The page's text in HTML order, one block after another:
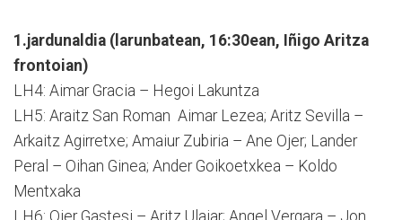
1.jardunaldia (larunbatean, 16:30ean, Iñigo Aritza
frontoian)
LH4: Aimar Gracia – Hegoi Lakuntza
LH5: Araitz San Roman Aimar Lezea; Aritz Sevilla –
Arkaitz Agirretxe; Amaiur Zubiria – Ane Ojer; Lander
Peral – Oihan Ginea; Ander Goikoetxkea – Koldo
Mentxaka
LH6: Oier Gastesi – Aritz Ulaiar; Angel Vergara – Jon